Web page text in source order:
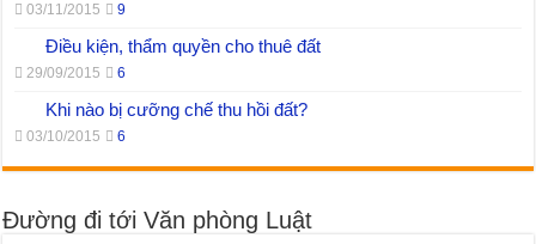
03/11/2015 9
Điều kiện, thẩm quyền cho thuê đất
29/09/2015 6
Khi nào bị cưỡng chế thu hồi đất?
03/10/2015 6
Đường đi tới Văn phòng Luật